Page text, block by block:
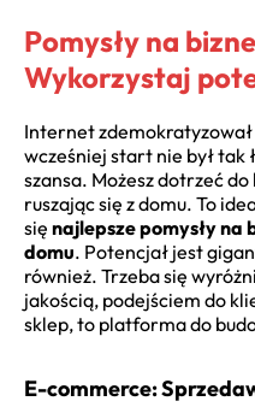
Pomysły na
Wykorzystaj
Internet
wcześniej start nie był tak
szansa. Możesz dotrzeć
ruszając się z domu. To
się najlepsze pomysły na
domu. Potencjał jest
również. Trzeba się
jakością, podejściem do
sklep, to platforma do
E-commerce: